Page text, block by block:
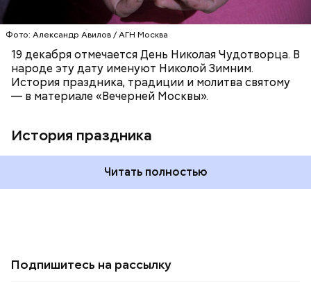
Фото: Александр Авилов / АГН Москва
19 декабря отмечается День Николая Чудотворца. В
народе эту дату именуют Николой Зимним.
История праздника, традиции и молитва святому
— в материале «Вечерней Москвы».
История праздника
Читать полностью